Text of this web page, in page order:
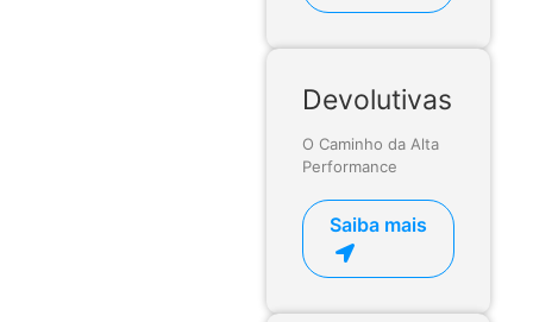
Devolutivas
O Caminho da Alta
Performance
Saiba mais